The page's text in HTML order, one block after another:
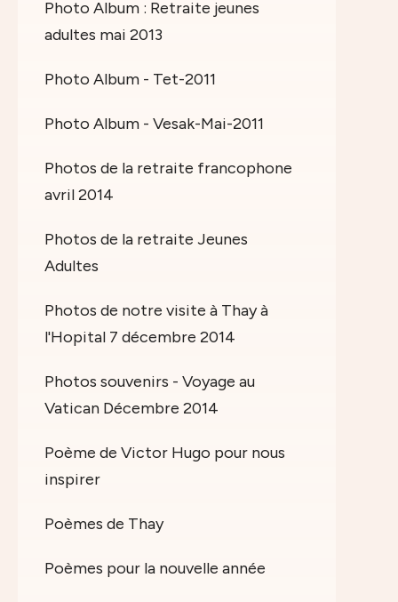
Photo Album : Retraite jeunes
adultes mai 2013
Photo Album - Tet-2011
Photo Album - Vesak-Mai-2011
Photos de la retraite francophone
avril 2014
Photos de la retraite Jeunes
Adultes
Photos de notre visite à Thay à
l'Hopital 7 décembre 2014
Photos souvenirs - Voyage au
Vatican Décembre 2014
Poème de Victor Hugo pour nous
inspirer
Poèmes de Thay
Poèmes pour la nouvelle année